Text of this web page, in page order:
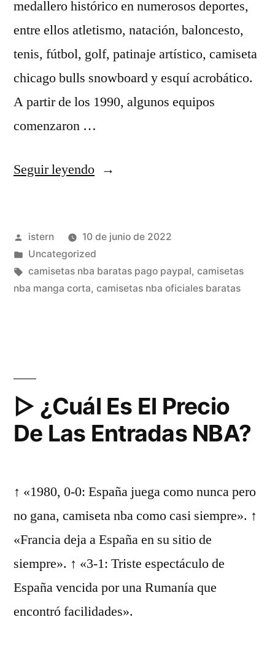
medallero histórico en numerosos deportes,
entre ellos atletismo, natación, baloncesto,
tenis, fútbol, golf, patinaje artístico, camiseta
chicago bulls snowboard y esquí acrobático.
A partir de los 1990, algunos equipos
comenzaron …
Seguir leyendo«Dónde
NBA
2022/22
Online,
Televisión»
Publicado
por
istern
10 de junio de 2022
Publicado
en
Uncategorized
Etiquetas:
camisetas nba baratas pago paypal, camisetas
nba manga corta, camisetas nba oficiales baratas
▷ ¿Cuál Es El Precio
De Las Entradas NBA?
↑ «1980, 0-0: España juega como nunca pero
no gana, camiseta nba como casi siempre». ↑
«Francia deja a España en su sitio de
siempre». ↑ «3-1: Triste espectáculo de
España vencida por una Rumanía que
encontró facilidades».